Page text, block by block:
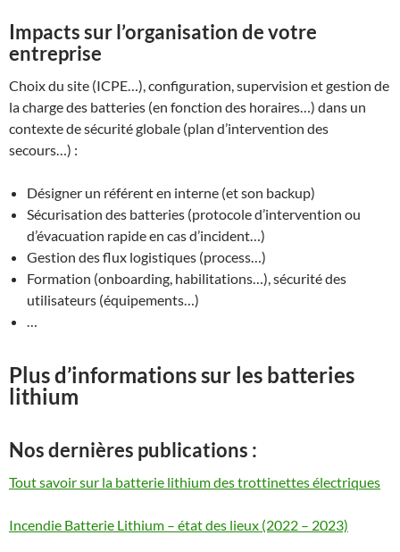
Impacts sur l’organisation de votre
entreprise
Choix du site (ICPE…), configuration, supervision et gestion de
la charge des batteries (en fonction des horaires…) dans un
contexte de sécurité globale (plan d’intervention des
secours…) :
Désigner un référent en interne (et son backup)
Sécurisation des batteries (protocole d’intervention ou
d’évacuation rapide en cas d’incident…)
Gestion des flux logistiques (process…)
Formation (onboarding, habilitations…), sécurité des
utilisateurs (équipements…)
Plus d’informations sur les batteries
lithium
Nos dernières publications :
Tout savoir sur la batterie lithium des trottinettes électriques
Incendie Batterie Lithium – état des lieux (2022 – 2023)